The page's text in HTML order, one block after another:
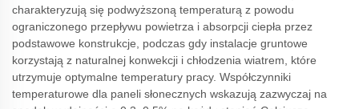
charakteryzują się podwyższoną temperaturą z powodu
ograniczonego przepływu powietrza i absorpcji ciepła przez
podstawowe konstrukcje, podczas gdy instalacje gruntowe
korzystają z naturalnej konwekcji i chłodzenia wiatrem, które
utrzymuje optymalne temperatury pracy. Współczynniki
temperaturowe dla paneli słonecznych wskazują zazwyczaj na